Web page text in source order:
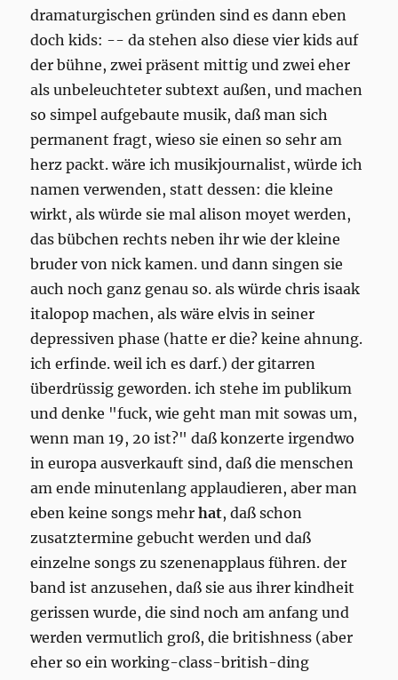
dramaturgischen gründen sind es dann eben
doch kids: -- da stehen also diese vier kids auf
der bühne, zwei präsent mittig und zwei eher
als unbeleuchteter subtext außen, und machen
so simpel aufgebaute musik, daß man sich
permanent fragt, wieso sie einen so sehr am
herz packt. wäre ich musikjournalist, würde ich
namen verwenden, statt dessen: die kleine
wirkt, als würde sie mal alison moyet werden,
das bübchen rechts neben ihr wie der kleine
bruder von nick kamen. und dann singen sie
auch noch ganz genau so. als würde chris isaak
italopop machen, als wäre elvis in seiner
depressiven phase (hatte er die? keine ahnung.
ich erfinde. weil ich es darf.) der gitarren
überdrüssig geworden. ich stehe im publikum
und denke "fuck, wie geht man mit sowas um,
wenn man 19, 20 ist?" daß konzerte irgendwo
in europa ausverkauft sind, daß die menschen
am ende minutenlang applaudieren, aber man
eben keine songs mehrhat, daß schon
zusatztermine gebucht werden und daß
einzelne songs zu szenenapplaus führen. der
band ist anzusehen, daß sie aus ihrer kindheit
gerissen wurde, die sind noch am anfang und
werden vermutlich groß, die britishness (aber
eher so ein working-class-british-ding